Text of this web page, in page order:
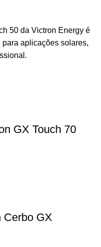
50 da Victron Energy é
aplicações solares,
GX Touch 70
Cerbo GX